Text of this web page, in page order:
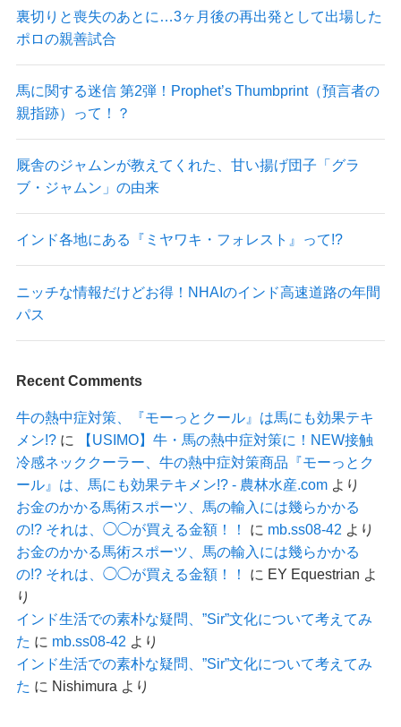
裏切りと喪失のあとに…3ヶ月後の再出発として出場した
ポロの親善試合
馬に関する迷信 第2弾！Prophet’s Thumbprint（預言者の
親指跡）って！？
厩舎のジャムンが教えてくれた、甘い揚げ団子「グラ
ブ・ジャムン」の由来
インド各地にある『ミヤワキ・フォレスト』って!?
ニッチな情報だけどお得！NHAIのインド高速道路の年間
パス
Recent Comments
牛の熱中症対策、『モーっとクール』は馬にも効果テキ
メン!?に
【USIMO】牛・馬の熱中症対策に！NEW接触
冷感ネッククーラー、牛の熱中症対策商品『モーっとク
ール』は、馬にも効果テキメン!? - 農林水産.comより
お金のかかる馬術スポーツ、馬の輸入には幾らかかる
の!? それは、◯◯が買える金額！！
に mb.ss08-42 より
お金のかかる馬術スポーツ、馬の輸入には幾らかかる
の!? それは、◯◯が買える金額！！
に EY Equestrian よ
り
インド生活での素朴な疑問、”Sir”文化について考えてみ
た に mb.ss08-42 より
インド生活での素朴な疑問、”Sir”文化について考えてみ
た に Nishimura より